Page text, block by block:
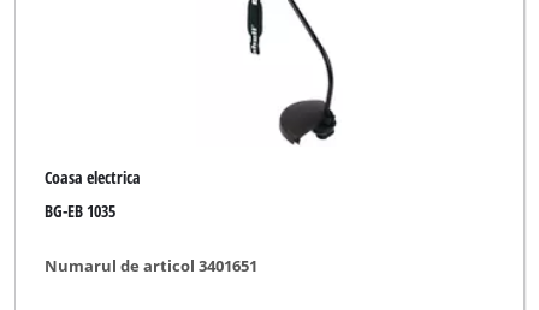
Coasa electrica
BG-EB 1035
Numarul de articol 3401651